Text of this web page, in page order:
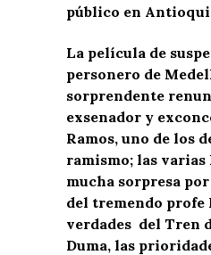
público en
La película de
personero de
sorprendente
exsenador y
Ramos, uno de los
ramismo; las varias
mucha sorpresa
del tremendo profe
verdades del Tren
Duma, las